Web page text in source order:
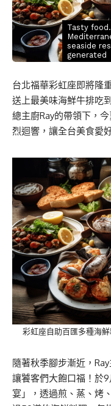
Tasty
seaside
generated
台北福華彩虹座即將隆
送上最美味海鮮牛排吃
總主廚Ray的帶領下，
烈迴響，讓全台美食愛
彩虹座自助百匯多種海
隨著秋季腳步漸近，
讓饕客們大飽口福！於
宴」，透過煎、蒸、烤